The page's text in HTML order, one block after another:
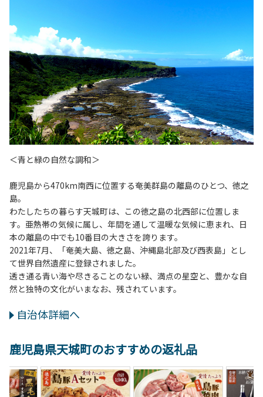
＜青と緑の自然な調和＞
鹿児島から470km南西に位置する奄美群島の離島のひとつ、徳之
島。
わたしたちの暮らす天城町は、この徳之島の北西部に位置しま
す。亜熱帯の気候に属し、年間を通して温暖な気候に恵まれ、日
本の離島の中でも10番目の大きさを誇ります。
2021年7月、「奄美大島、徳之島、沖縄島北部及び西表島」とし
て世界自然遺産に登録されました。
透き通る青い海や尽きることのない緑、満点の星空と、豊かな自
然と独特の文化がいまなお、残されています。
自治体詳細へ
鹿児島県天城町のおすすめの返礼品